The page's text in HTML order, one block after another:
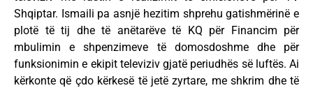
Shqiptar. Ismaili pa asnjë hezitim shprehu gatishmërinë e
plotë të tij dhe të anëtarëve të KQ për Financim për
mbulimin e shpenzimeve të domosdoshme dhe për
funksionimin e ekipit televiziv gjatë periudhës së luftës. Ai
kërkonte që çdo kërkesë të jetë zyrtare, me shkrim dhe të